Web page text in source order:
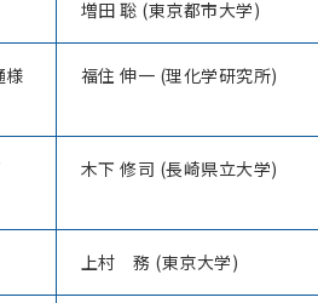
増田 聡 (東京都市大学)
様
福住 伸一 (理化学研究所)
木下 修司 (長崎県立大学)
上村 務 (東京大学)